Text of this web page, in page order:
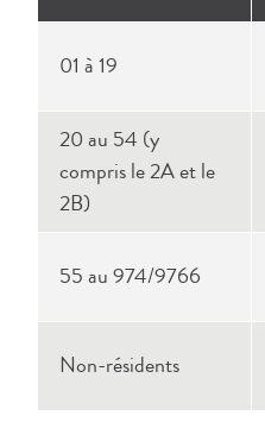
01 à 19
20 au 54 (y
compris le 2A et le
2B)
55 au 974/9766
Non-résidents